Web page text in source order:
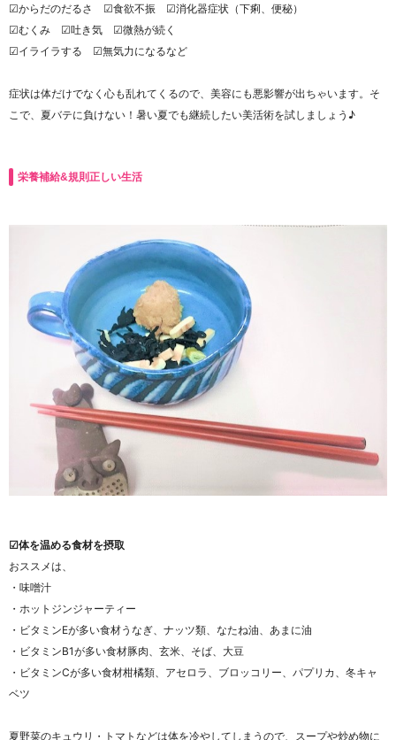
☑からだのだるさ ☑食欲不振 ☑消化器症状（下痢、便秘）
☑むくみ ☑吐き気 ☑微熱が続く
☑イライラする ☑無気力になるなど
症状は体だけでなく心も乱れてくるので、美容にも悪影響が出ちゃいます。そ
こで、夏バテに負けない！暑い夏でも継続したい美活術を試しましょう♪
栄養補給&規則正しい生活
☑体を温める食材を摂取
おススメは、
・味噌汁
・ホットジンジャーティー
・ビタミンEが多い食材うなぎ、ナッツ類、なたね油、あまに油
・ビタミンB1が多い食材豚肉、玄米、そば、大豆
・ビタミンCが多い食材柑橘類、アセロラ、ブロッコリー、パプリカ、冬キャ
ベツ
夏野菜のキュウリ・トマトなどは体を冷やしてしまうので、スープや炒め物に